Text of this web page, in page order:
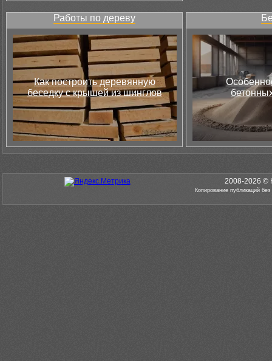
Работы по дереву
Как построить деревянную
беседку с крышей из шинглов
2008-2026 ©
Копирование публикаций